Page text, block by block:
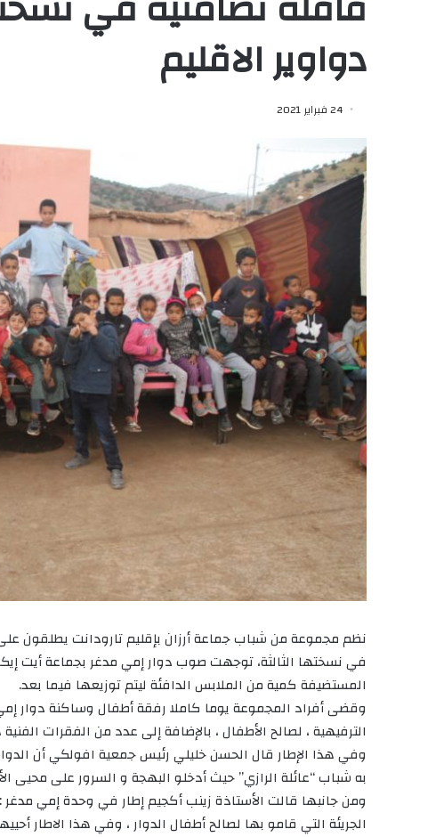
دواوير الاقليم
24 فبراير 2021
نظم مجموعة من شباب جماعة أرزان بإقليم تارودانت يطلقون
في نسختها الثالثة، توجهت صوب دوار إمي مدغر بجماعة أيت
المستضيفة كمية من الملابس الدافئة ليتم توزيعها فيما بعد.
وقضى أفراد المجموعة يوما كاملا رفقة أطفال وساكنة دوار
الترفيهية ، لصالح الأطفال ، بالإضافة إلى عدد من الفقرات
وفي هذا الإطار قال الحسن خليلي رئيس جمعية افولكي أن
به شباب “عائلة الرازي” حيث أدخلو البهجة و السرور على محيى
ومن جانبها قالت الأستاذة زينب أكجيم إطار في وحدة إمي مدغر :
الجريئة التي قامو بها لصالح أطفال الدوار ، وفي هذا الاطار